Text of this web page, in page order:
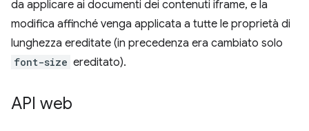
da applicare ai documenti dei contenuti iframe, e la
modifica affinché venga applicata a tutte le proprietà di
lunghezza ereditate (in precedenza era cambiato solo
font-size ereditato).
API web